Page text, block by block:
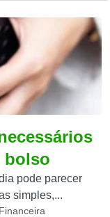
bolso
pode parecer
simples,...